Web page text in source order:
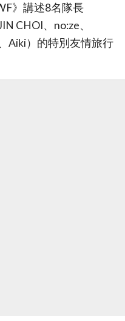
》講述8名隊長
CHOI、no:ze、
Aiki）的特別友情旅行